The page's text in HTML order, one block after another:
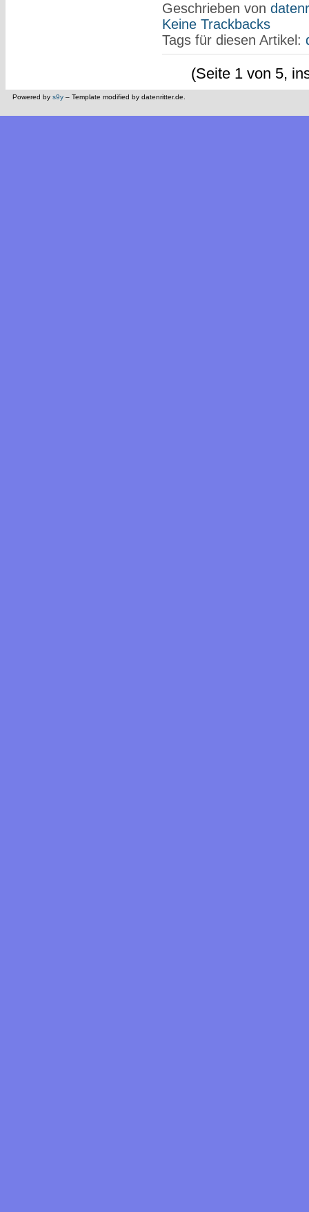
Geschrieben von
Keine Trackbacks
Tags für diesen Artikel:
(Seite 1 von 5,
Powered by s9y – Template modified by datenritter.de.